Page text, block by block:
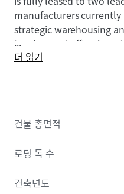
manufacturers
strategic warehousing
trophy asset offers
acquire a premier
...
더 읽기
건물 총면적
로딩 독 수
건축년도